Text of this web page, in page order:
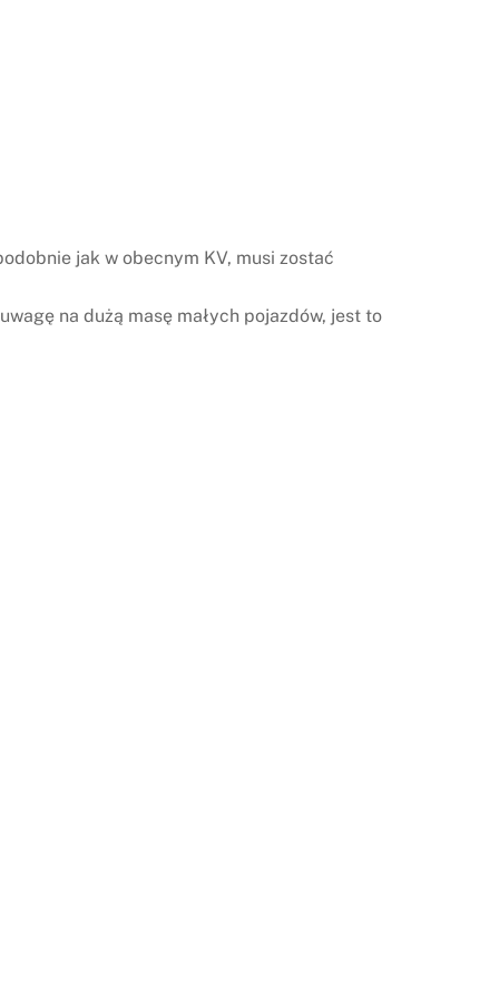
jak w obecnym KV, musi zostać
na dużą masę małych pojazdów, jest to